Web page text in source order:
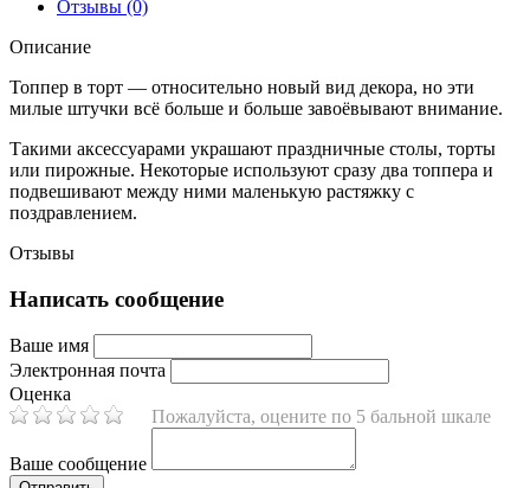
Отзывы (0)
Описание
Топпер в торт — относительно новый вид декора, но эти
милые штучки всё больше и больше завоёвывают внимание.
Такими аксессуарами украшают праздничные столы, торты
или пирожные. Некоторые используют сразу два топпера и
подвешивают между ними маленькую растяжку с
поздравлением.
Отзывы
Написать сообщение
Ваше имя
Электронная почта
Оценка
Пожалуйста, оцените по 5 бальной шкале
Ваше сообщение